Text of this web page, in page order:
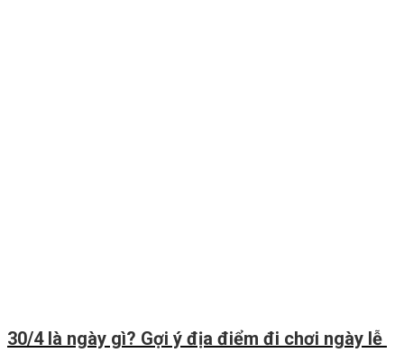
30/4 là ngày gì? Gợi ý địa điểm đi chơi ngày lễ